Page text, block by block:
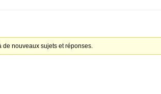
de nouveaux sujets et réponses.